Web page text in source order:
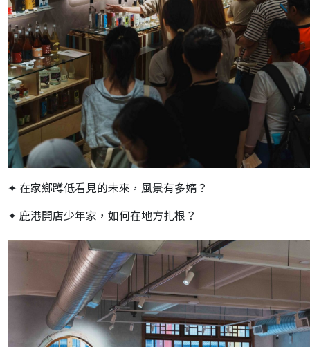
✦ 在家鄉蹲低看見的未來，風景有多媠？
✦ 鹿港開店少年家，如何在地方扎根？